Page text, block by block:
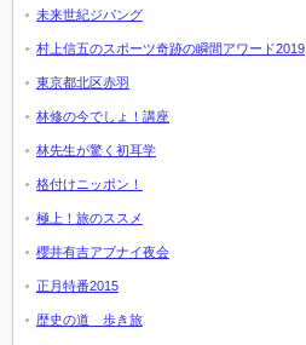
未来世紀ジパング
村上信五のスポーツ奇跡の瞬間アワード2019
東京都北区赤羽
林修の今でしょ！講座
林先生が驚く初耳学
格付けニッポン！
極上！旅のススメ
櫻井有吉アブナイ夜会
正月特番2015
歴史の道 歩き旅